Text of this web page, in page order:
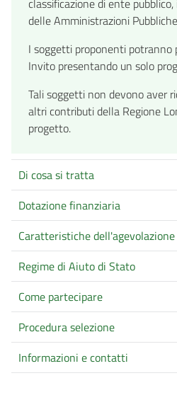
classificazione di ente
delle Amministrazioni Pubbliche
I soggetti proponenti potranno
Invito presentando un solo
Tali soggetti non devono aver
altri contributi della Regione
progetto.
Di cosa si tratta
Dotazione finanziaria
Caratteristiche dell'agevolazione
Regime di Aiuto di Stato
Come partecipare
Procedura selezione
Informazioni e contatti